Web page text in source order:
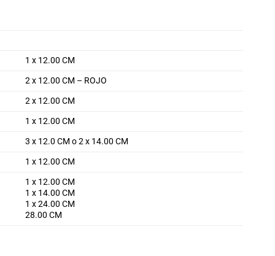
1 x 12.00 CM
2 x 12.00 CM – ROJO
2 x 12.00 CM
1 x 12.00 CM
3 x 12.0 CM o 2 x 14.00 CM
1 x 12.00 CM
1 x 12.00 CM
1 x 14.00 CM
1 x 24.00 CM
28.00 CM